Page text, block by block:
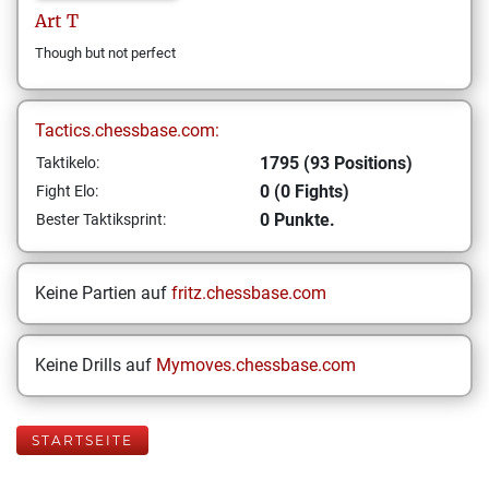
Art T
Though but not perfect
Tactics.chessbase.com:
Taktikelo: 1795 (93 Positions)
Fight Elo: 0 (0 Fights)
Bester Taktiksprint: 0 Punkte.
Keine Partien auf fritz.chessbase.com
Keine Drills auf Mymoves.chessbase.com
STARTSEITE